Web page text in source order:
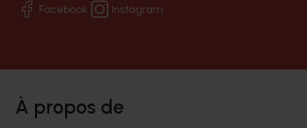
Facebook Instagram
à propos de